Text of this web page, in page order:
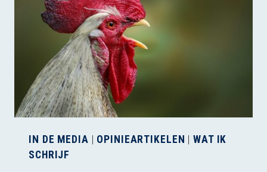
IN DE MEDIA | OPINIEARTIKELEN | WAT IK
SCHRIJF